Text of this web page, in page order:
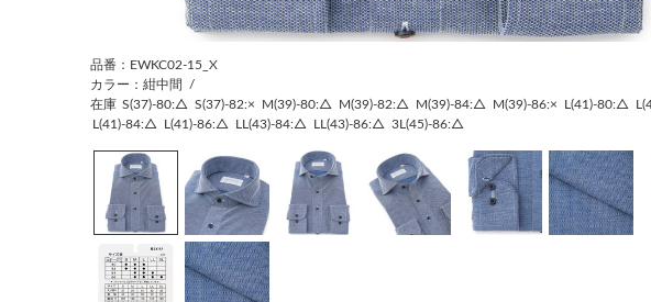
品番：EWKC02-15_X
カラー：紺中間
/
在庫 S(37)-80:△ S(37)-82:× M(39)-80:△ M(39)-82:△ M(39)-84:△ M(39)-86:× L(41)-80:△
L(41)-84:△
L(41)-86:△ LL(43)-84:△ LL(43)-86:△ 3L(45)-86:△